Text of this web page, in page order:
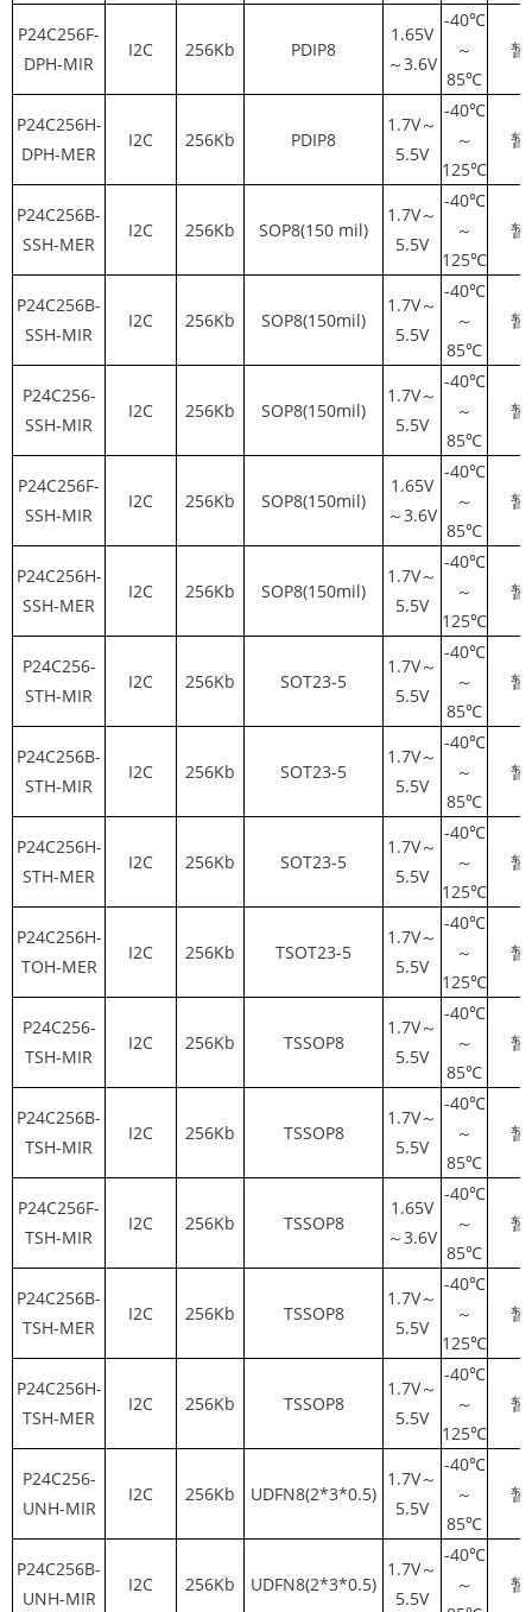
P24C256F-
DPH-MIR
I2C 256Kb PDIP8
1.65V
～3.6V
-40℃
～
85℃
暂
P24C256H-
DPH-MER
I2C 256Kb PDIP8
1.7V～
5.5V
-40℃
～
125℃
暂
P24C256B-
SSH-MER
I2C 256Kb SOP8(150 mil)
1.7V～
5.5V
-40℃
～
125℃
暂
P24C256B-
SSH-MIR
I2C 256Kb SOP8(150mil)
1.7V～
5.5V
-40℃
～
85℃
暂
P24C256-
SSH-MIR
I2C 256Kb SOP8(150mil)
1.7V～
5.5V
-40℃
～
85℃
暂
P24C256F-
SSH-MIR
I2C 256Kb SOP8(150mil)
1.65V
～3.6V
-40℃
～
85℃
暂
P24C256H-
SSH-MER
I2C 256Kb SOP8(150mil)
1.7V～
5.5V
-40℃
～
125℃
暂
P24C256-
STH-MIR
I2C 256Kb SOT23-5
1.7V～
5.5V
-40℃
～
85℃
暂
P24C256B-
STH-MIR
I2C 256Kb SOT23-5
1.7V～
5.5V
-40℃
～
85℃
暂
P24C256H-
STH-MER
I2C 256Kb SOT23-5
1.7V～
5.5V
-40℃
～
125℃
暂
P24C256H-
TOH-MER
I2C 256Kb TSOT23-5
1.7V～
5.5V
-40℃
～
125℃
暂
P24C256-
TSH-MIR
I2C 256Kb TSSOP8
1.7V～
5.5V
-40℃
～
85℃
暂
P24C256B-
TSH-MIR
I2C 256Kb TSSOP8
1.7V～
5.5V
-40℃
～
85℃
暂
P24C256F-
TSH-MIR
I2C 256Kb TSSOP8
1.65V
～3.6V
-40℃
～
85℃
暂
P24C256B-
TSH-MER
I2C 256Kb TSSOP8
1.7V～
5.5V
-40℃
～
125℃
暂
P24C256H-
TSH-MER
I2C 256Kb TSSOP8
1.7V～
5.5V
-40℃
～
125℃
暂
P24C256-
UNH-MIR
I2C 256Kb UDFN8(2*3*0.5)
1.7V～
5.5V
-40℃
～
85℃
暂
P24C256B-
UNH-MIR
I2C 256Kb UDFN8(2*3*0.5)
1.7V～
5.5V
-40℃
～
暂